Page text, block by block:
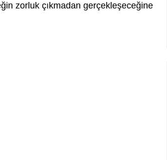
zorluk çıkmadan gerçekleşeceğine